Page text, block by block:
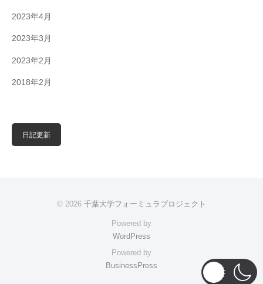
2023年4月
2023年3月
2023年2月
2018年2月
日記更新
© 2026 千葉大学フォーミュラプロジェクト
Powered by
WordPress
Powered by
BusinessPress